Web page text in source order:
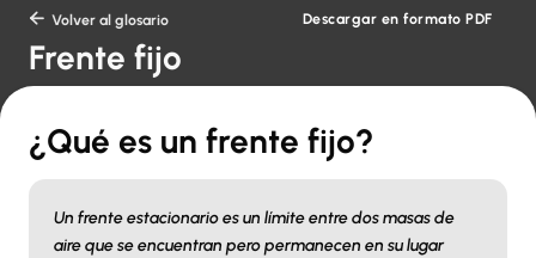
 Volver al glosario Descargar en formato PDF
Frente fijo
¿Qué es un frente fijo?
Un frente estacionario es un límite entre dos masas de
aire que se encuentran pero permanecen en su lugar